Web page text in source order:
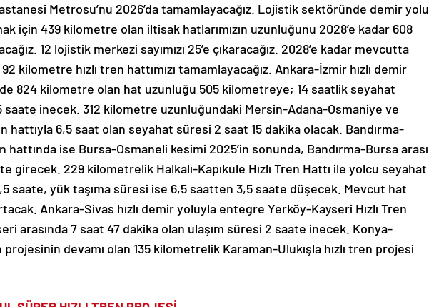
Metrosu’nu 2026’da tamamlayacağız. Lojistik sektöründe demir yolu
için 439 kilometre olan iltisak hatlarımızın uzunluğunu 2028’e kadar 608
12 lojistik merkezi sayımızı 25’e çıkaracağız. 2028’e kadar mevcutta
kilometre hızlı tren hattımızı tamamlayacağız. Ankara-İzmir hızlı demir
824 kilometre olan hat uzunluğu 505 kilometreye; 14 saatlik seyahat
saate inecek. 312 kilometre uzunluğundaki Mersin-Adana-Osmaniye ve
hattıyla 6,5 saat olan seyahat süresi 2 saat 15 dakika olacak. Bandırma-
hattında ise Bursa-Osmaneli kesimi 2025’in sonunda, Bandırma-Bursa arası
girecek. 229 kilometrelik Halkalı-Kapıkule Hızlı Tren Hattı ile yolcu seyahat
saate, yük taşıma süresi ise 6,5 saatten 3,5 saate düşecek. Mevcut hat
Ankara-Sivas hızlı demir yoluyla entegre Yerköy-Kayseri Hızlı Tren
arasında 7 saat 47 dakika olan ulaşım süresi 2 saate inecek. Konya-
projesinin devamı olan 135 kilometrelik Karaman-Ulukışla hızlı tren projesi